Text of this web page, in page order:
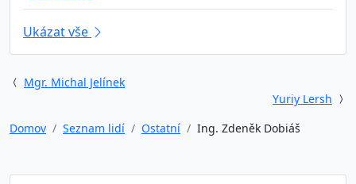
Ukázat vše
Mgr. Michal Jelínek
Yuriy Lersh
Domov
Seznam lidí Ostatní Ing. Zdeněk Dobiáš